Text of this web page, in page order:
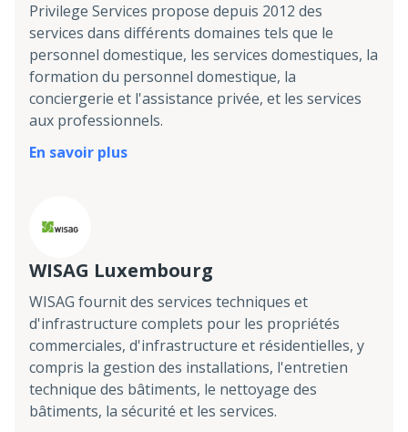
Privilege Services propose depuis 2012 des
services dans différents domaines tels que le
personnel domestique, les services domestiques, la
formation du personnel domestique, la
conciergerie et l'assistance privée, et les services
aux professionnels.
En savoir plus
WISAG Luxembourg
WISAG fournit des services techniques et
d'infrastructure complets pour les propriétés
commerciales, d'infrastructure et résidentielles, y
compris la gestion des installations, l'entretien
technique des bâtiments, le nettoyage des
bâtiments, la sécurité et les services.